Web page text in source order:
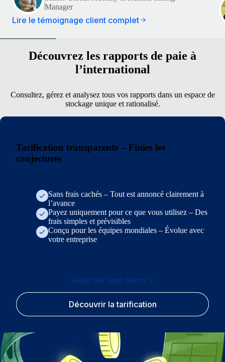
Manager
Lire le témoignage client complet
Découvrez les rapports de paie à
l’international
Consultez, gérez et analysez tous vos rapports dans un espace de
stockage unique et rationalisé.
Tarification transparente – Finies les
conjectures
Sans frais cachés – Tout est annoncé clairement à
l’avance
Payez uniquement pour ce que vous utilisez – Des
frais simples et prévisibles
Conçu pour les équipes mondiales – Évolue avec
votre entreprise
Réserver une démo
Découvrir la tarification